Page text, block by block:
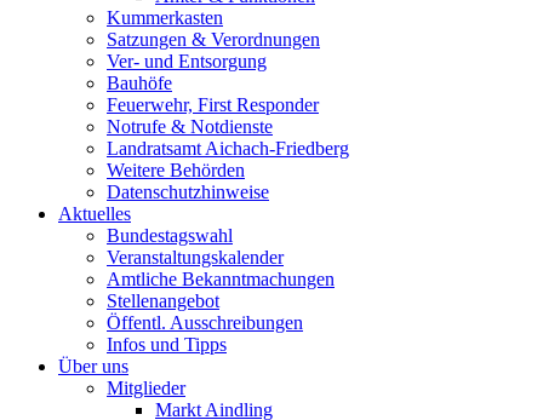
Kummerkasten
Satzungen & Verordnungen
Ver- und Entsorgung
Bauhöfe
Feuerwehr, First Responder
Notrufe & Notdienste
Landratsamt Aichach-Friedberg
Weitere Behörden
Datenschutzhinweise
Aktuelles
Bundestagswahl
Veranstaltungskalender
Amtliche Bekanntmachungen
Stellenangebot
Öffentl. Ausschreibungen
Infos und Tipps
Über uns
Mitglieder
Markt Aindling